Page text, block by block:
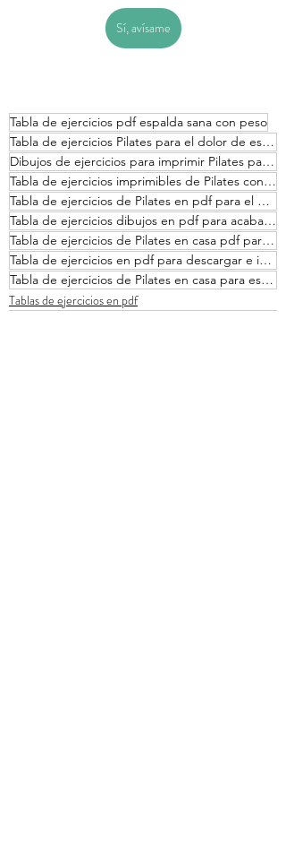
Sí, avísame
Tabla de ejercicios pdf espalda sana con peso
Tabla de ejercicios Pilates para el dolor de espalda con pesas tobilleras
Dibujos de ejercicios para imprimir Pilates para espalda con pesas
Tabla de ejercicios imprimibles de Pilates con pesas tobilleras para aliviar el dolor de espalda
Tabla de ejercicios de Pilates en pdf para el dolorde espalda con pesas tobilleras
Tabla de ejercicios dibujos en pdf para acabar con el dolor de espalda con pesas tobilleras
Tabla de ejercicios de Pilates en casa pdf para sanar la espalda con pesas
Tabla de ejercicios en pdf para descargar e imprimir de Pilates espalda con pesas tobilleras
Tabla de ejercicios de Pilates en casa para espalda con mancuernas
Tablas de ejercicios en pdf